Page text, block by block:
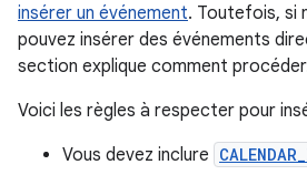
insérer un événement. Toutefois, si
pouvez insérer des événements
section explique comment
Voici les règles à respecter pour
Vous devez inclure